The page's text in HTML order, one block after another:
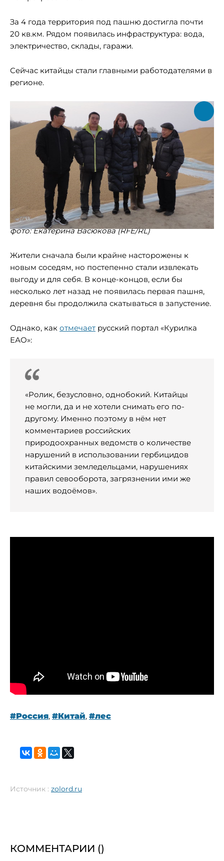
За 4 года территория под пашню достигла почти
20 кв.км. Рядом появилась инфраструктура: вода,
электричество, склады, гаражи.
Сейчас китайцы стали главными работодателями в
регионе.
фото: Екатерина Васюкова (RFE/RL)
Жители сначала были крайне насторожены к
новым соседям, но постепенно стали извлекать
выгоду и для себя. В конце-концов, если бы
несколько лет назад не появилась первая пашня,
деревня бы продолжила скатываться в запустение.
Однако, как отмечает русский портал «Курилка
ЕАО»:
«Ролик, безусловно, однобокий. Китайцы
не могли, да и не хотели снимать его по-
другому. Именно поэтому в нём нет
комментариев российских
природоохранных ведомств о количестве
нарушений в использовании гербицидов
китайскими земледельцами, нарушениях
правил севооборота, загрязнении ими же
наших водоёмов».
#Россия, #Китай, #лес
Источник : zolord.ru
КОММЕНТАРИИ ()